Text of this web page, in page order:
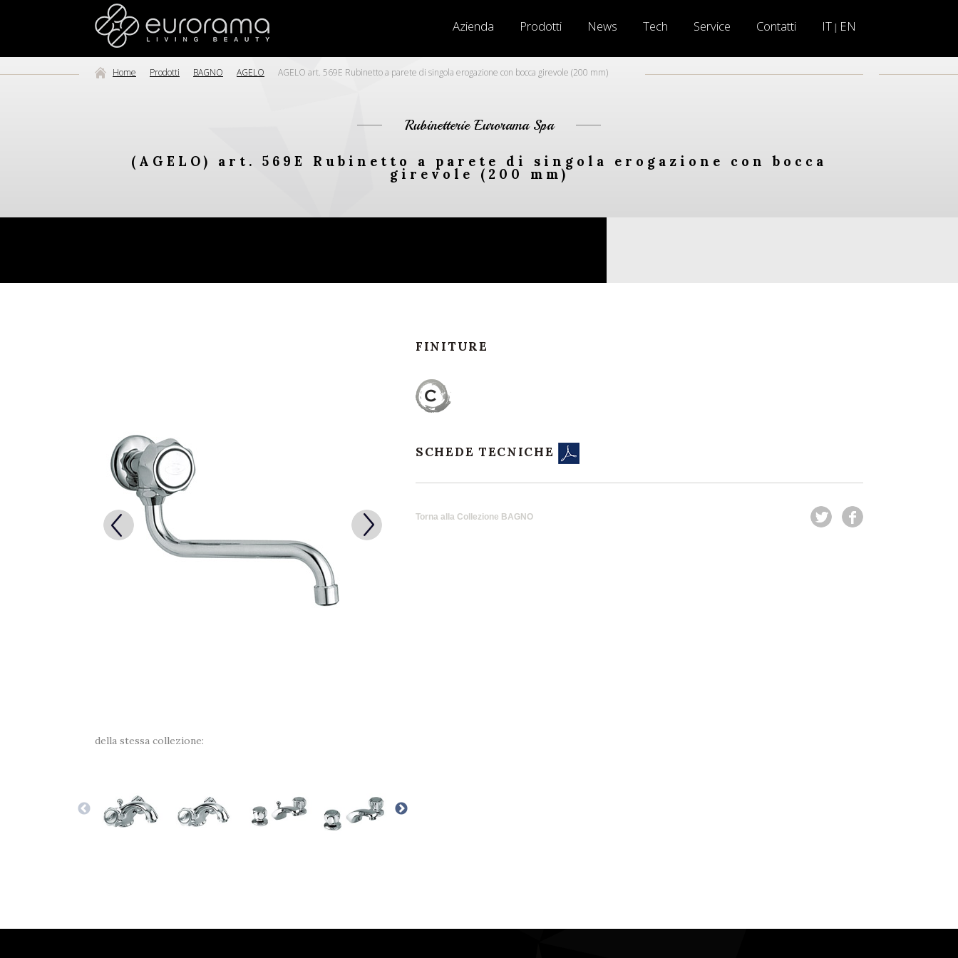
Azienda Prodotti News Tech Service Contatti IT | EN
Home Prodotti BAGNO AGELO AGELO art. 569E Rubinetto a parete di singola erogazione con bocca girevole (200 mm)
Rubinetterie Eurorama Spa
(AGELO) art. 569E Rubinetto a parete di singola erogazione con bocca
girevole (200 mm)
della stessa collezione:
FINITURE
SCHEDE TECNICHE
Torna alla Collezione BAGNO